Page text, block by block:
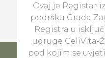
Ovaj je Registar
podršku Grada
Registra u
udruge CeliVita-
pod kojim se